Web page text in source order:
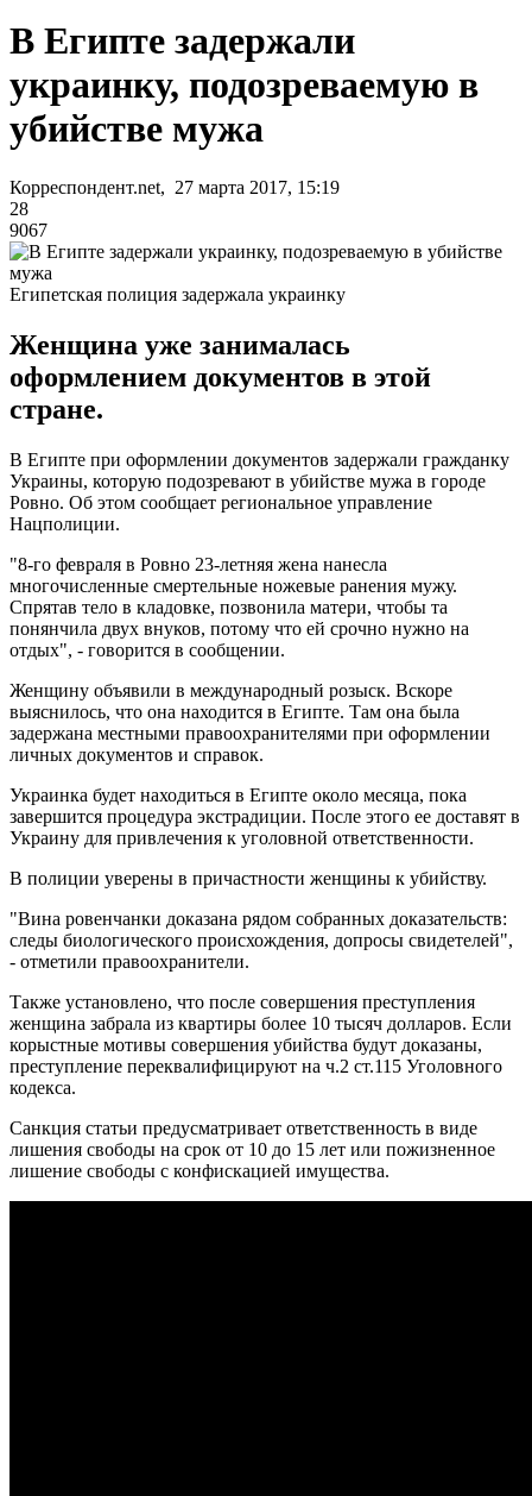
В Египте задержали
украинку, подозреваемую в
убийстве мужа
Корреспондент.net, 27 марта 2017, 15:19
28
9067
Египетская полиция задержала украинку
Женщина уже занималась
оформлением документов в этой
стране.
В Египте при оформлении документов задержали гражданку
Украины, которую подозревают в убийстве мужа в городе
Ровно. Об этом сообщает региональное управление
Нацполиции.
"8-го февраля в Ровно 23-летняя жена нанесла
многочисленные смертельные ножевые ранения мужу.
Спрятав тело в кладовке, позвонила матери, чтобы та
понянчила двух внуков, потому что ей срочно нужно на
отдых", - говорится в сообщении.
Женщину объявили в международный розыск. Вскоре
выяснилось, что она находится в Египте. Там она была
задержана местными правоохранителями при оформлении
личных документов и справок.
Украинка будет находиться в Египте около месяца, пока
завершится процедура экстрадиции. После этого ее доставят в
Украину для привлечения к уголовной ответственности.
В полиции уверены в причастности женщины к убийству.
"Вина ровенчанки доказана рядом собранных доказательств:
следы биологического происхождения, допросы свидетелей",
- отметили правоохранители.
Также установлено, что после совершения преступления
женщина забрала из квартиры более 10 тысяч долларов. Если
корыстные мотивы совершения убийства будут доказаны,
преступление переквалифицируют на ч.2 ст.115 Уголовного
кодекса.
Санкция статьи предусматривает ответственность в виде
лишения свободы на срок от 10 до 15 лет или пожизненное
лишение свободы с конфискацией имущества.